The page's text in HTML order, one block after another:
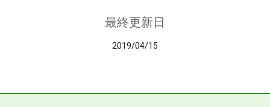
最終更新日
2019/04/15